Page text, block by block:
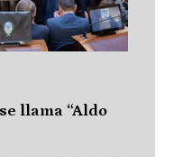
llama “Aldo